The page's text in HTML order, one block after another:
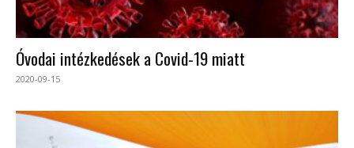
Óvodai intézkedések a Covid-19 miatt
2020-09-15